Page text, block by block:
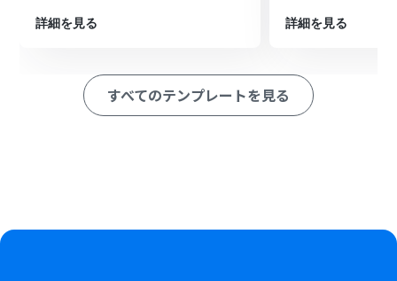
際に、メルマガ配信用リストなどの特定のオーディエンス
を指定することが可能です。任意のオーディエンスIDを設
定してください。
さい。
詳細を見る 詳細を見る
すべてのテンプレートを見る